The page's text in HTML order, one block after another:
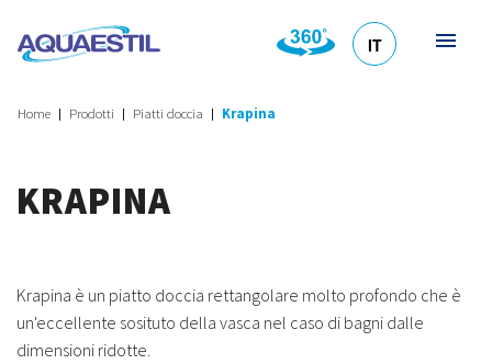
IT
Home Prodotti Piatti doccia Krapina
KRAPINA
Krapina è un piatto doccia rettangolare molto profondo che è
un'eccellente sosituto della vasca nel caso di bagni dalle
dimensioni ridotte.